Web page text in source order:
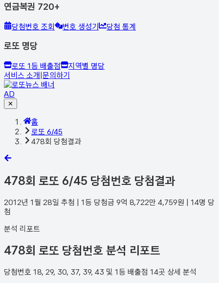
연금복권 720+
당첨번호 조회 번호 생성기 당첨 통계
로또 명당
로또 1등 배출점
지역별 명당
서비스 소개|문의하기
AD
✕
홈
로또 6/45
478회 당첨결과
478회 로또 6/45 당첨번호 당첨결과
2012년 1월 28일 추첨 | 1등 당첨금 9억 8,722만 4,759원 | 14명 당
첨
분석 리포트
478회 로또 당첨번호 분석 리포트
당첨번호 18, 29, 30, 37, 39, 43 및 1등 배출점 14곳 상세 분석